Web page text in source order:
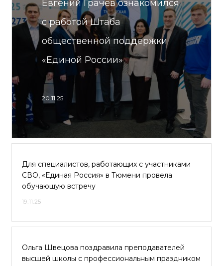
Евгений Грачев ознакомился
с работой Штаба
общественной поддержки
«Единой России»
20.11.25
Для специалистов, работающих с участниками
СВО, «Единая Россия» в Тюмени провела
обучающую встречу
19.11.25
Ольга Швецова поздравила преподавателей
высшей школы с профессиональным праздником